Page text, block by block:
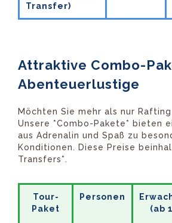
Transfer)
Attraktive Combo-
Abenteuerlustige
Möchten Sie mehr als nur
Unsere *Combo-Pakete* bieten
aus Adrenalin und Spaß zu
Konditionen. Diese Preise
Transfers*.
Tour-
Paket
Personen
(ab